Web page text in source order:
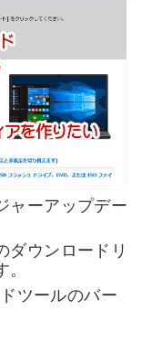
ャーアップデー
ダウンロードリ
ツールのバー